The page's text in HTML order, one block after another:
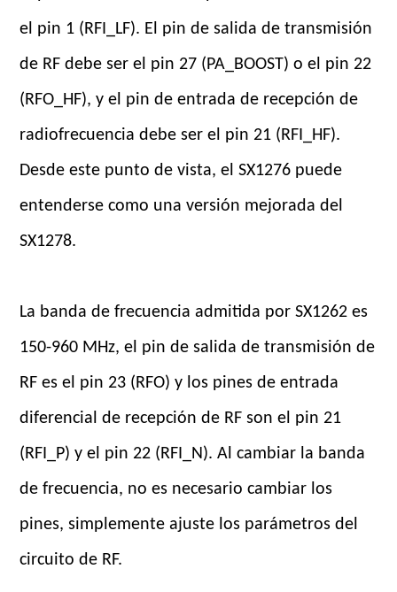
el pin 1 (RFI_LF). El pin de salida de transmisión
de RF debe ser el pin 27 (PA_BOOST) o el pin 22
(RFO_HF), y el pin de entrada de recepción de
radiofrecuencia debe ser el pin 21 (RFI_HF).
Desde este punto de vista, el SX1276 puede
entenderse como una versión mejorada del
SX1278.
La banda de frecuencia admitida por SX1262 es
150-960 MHz, el pin de salida de transmisión de
RF es el pin 23 (RFO) y los pines de entrada
diferencial de recepción de RF son el pin 21
(RFI_P) y el pin 22 (RFI_N). Al cambiar la banda
de frecuencia, no es necesario cambiar los
pines, simplemente ajuste los parámetros del
circuito de RF.